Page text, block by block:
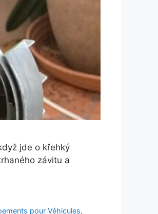
jde o křehký
závitu a
pour Véhicules,